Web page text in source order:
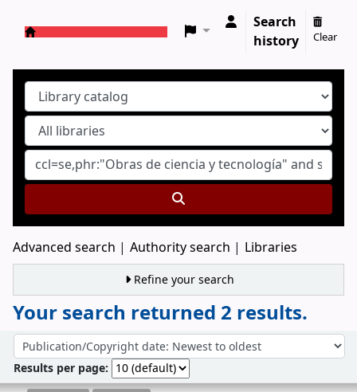
Search
history
Clear
Advanced search Authority search Libraries
Refine your search
Your search returned 2 results.
Sort by:
Results per page: